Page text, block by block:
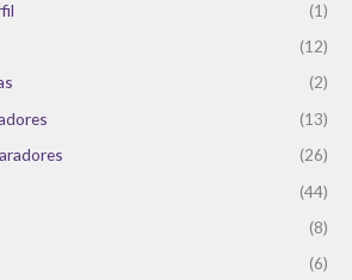
(1)
(12)
(2)
(13)
(26)
(44)
(8)
(6)